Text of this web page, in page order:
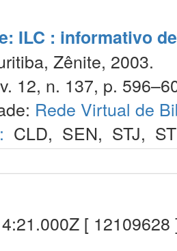
ILC : informativo
Zênite, 2003.
12, n. 137, p.
Rede Virtual de
CLD, SEN, STJ,
[ 12109628